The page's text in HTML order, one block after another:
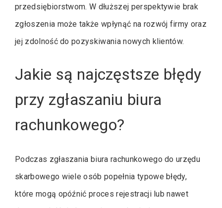
przedsiębiorstwom. W dłuższej perspektywie brak
zgłoszenia może także wpłynąć na rozwój firmy oraz
jej zdolność do pozyskiwania nowych klientów.
Jakie są najczęstsze błędy
przy zgłaszaniu biura
rachunkowego?
Podczas zgłaszania biura rachunkowego do urzędu
skarbowego wiele osób popełnia typowe błędy,
które mogą opóźnić proces rejestracji lub nawet